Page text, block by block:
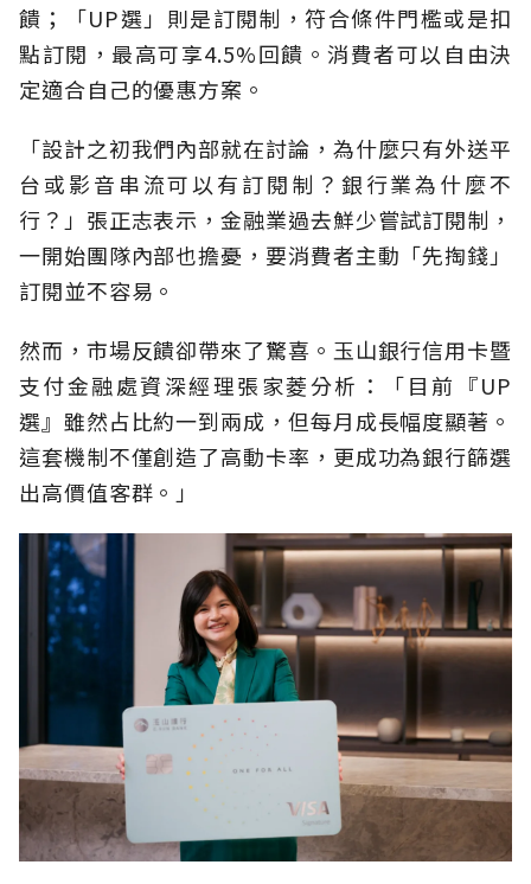
饋；「UP選」則是訂閱制，符合條件門檻或是扣
點訂閱，最高可享4.5%回饋。消費者可以自由決
定適合自己的優惠方案。
「設計之初我們內部就在討論，為什麼只有外送平
台或影音串流可以有訂閱制？銀行業為什麼不
行？」張正志表示，金融業過去鮮少嘗試訂閱制，
一開始團隊內部也擔憂，要消費者主動「先掏錢」
訂閱並不容易。
然而，市場反饋卻帶來了驚喜。玉山銀行信用卡暨
支付金融處資深經理張家菱分析：「目前『UP
選』雖然占比約一到兩成，但每月成長幅度顯著。
這套機制不僅創造了高動卡率，更成功為銀行篩選
出高價值客群。」